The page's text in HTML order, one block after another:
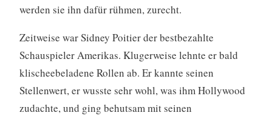
werden sie ihn dafür rühmen, zurecht.
Zeitweise war Sidney Poitier der bestbezahlte
Schauspieler Amerikas. Klugerweise lehnte er bald
klischeebeladene Rollen ab. Er kannte seinen
Stellenwert, er wusste sehr wohl, was ihm Hollywood
zudachte, und ging behutsam mit seinen